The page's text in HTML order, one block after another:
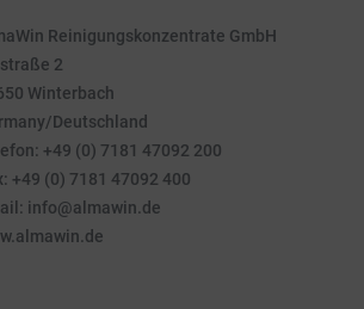
Reinigungskonzentrate GmbH
2
Winterbach
Deutschland
+49 (0) 7181 47092 200
+49 (0) 7181 47092 400
info@almawin.de